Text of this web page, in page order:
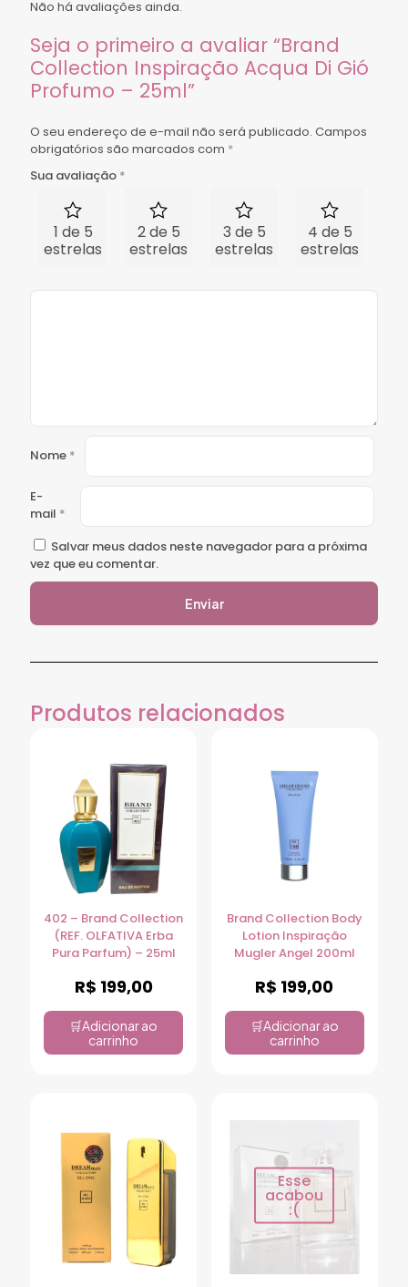
Não há avaliações ainda.
Seja o primeiro a avaliar “Brand
Collection Inspiração Acqua Di Gió
Profumo – 25ml”
O seu endereço de e-mail não será publicado. Campos
obrigatórios são marcados com *
Sua avaliação *
1 de 5
estrelas
2 de 5
estrelas
3 de 5
estrelas
4 de 5
estrelas
Nome *
E-
mail *
Salvar meus dados neste navegador para a próxima
vez que eu comentar.
Produtos relacionados
402 – Brand Collection
(REF. OLFATIVA Erba
Pura Parfum) – 25ml
R$ 199,00
Adicionar ao
carrinho
Brand Collection Body
Lotion Inspiração
Mugler Angel 200ml
R$ 199,00
Adicionar ao
carrinho
Esse
acabou
:(